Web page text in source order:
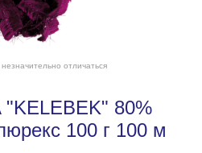
отличаться
80%
100 г 100 м